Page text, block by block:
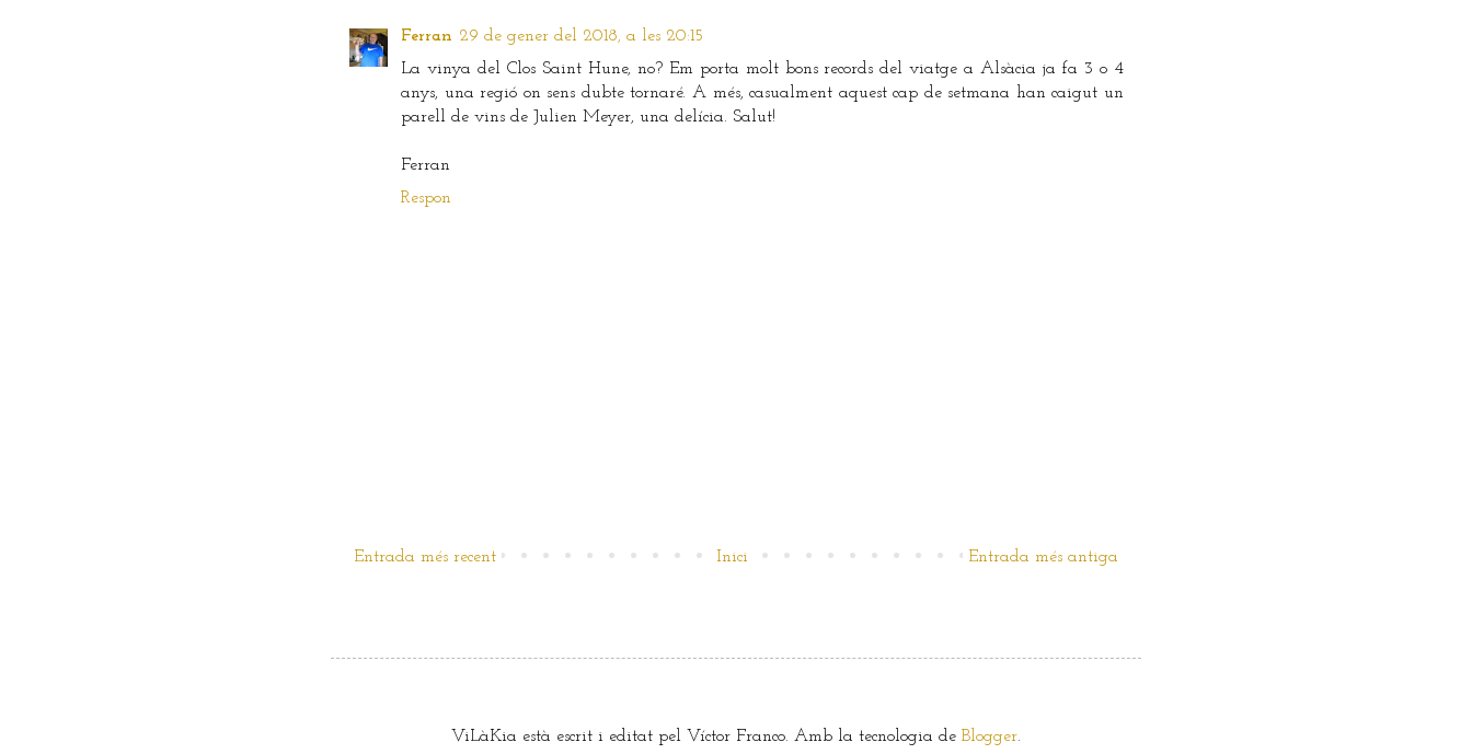
Ferran 29 de gener del 2018, a les 20:15
La vinya del Clos Saint Hune, no? Em porta molt bons records del viatge a Alsàcia ja fa 3 o 4
anys, una regió on sens dubte tornaré. A més, casualment aquest cap de setmana han caigut un
parell de vins de Julien Meyer, una delícia. Salut!
Ferran
Respon
Entrada més recent Entrada més antiga
Inici
ViLàKia està escrit i editat pel Víctor Franco. Amb la tecnologia de Blogger.